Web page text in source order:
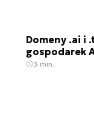
Domeny .ai i
gospodarek
3 min.